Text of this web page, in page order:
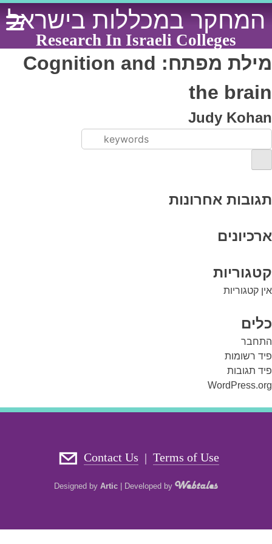
Skip
המחקר במכללות בישראל
Research In Israeli Colleges
מילת מפתח: Cognition and
the brain
Judy Kohan
תגובות אחרונות
ארכיונים
קטגוריות
אין קטגוריות
כלים
התחבר
פיד רשומות
פיד תגובות
WordPress.org
Terms of Use
|
Contact Us
Designed byArtic Developed by